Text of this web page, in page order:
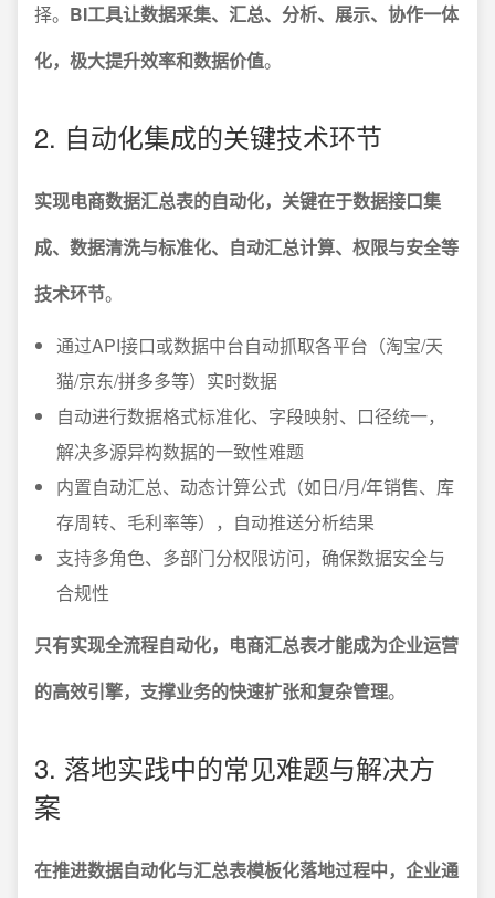
择。 BI工具让数据采集、汇总、分析、展示、协作一体
化，极大提升效率和数据价值。
2. 自动化集成的关键技术环节
实现电商数据汇总表的自动化，关键在于数据接口集
成、数据清洗与标准化、自动汇总计算、权限与安全等
技术环节。
通过API接口或数据中台自动抓取各平台（淘宝/天
猫/京东/拼多多等）实时数据
自动进行数据格式标准化、字段映射、口径统一，
解决多源异构数据的一致性难题
内置自动汇总、动态计算公式（如日/月/年销售、库
存周转、毛利率等），自动推送分析结果
支持多角色、多部门分权限访问，确保数据安全与
合规性
只有实现全流程自动化，电商汇总表才能成为企业运营
的高效引擎，支撑业务的快速扩张和复杂管理。
3. 落地实践中的常见难题与解决方
案
在推进数据自动化与汇总表模板化落地过程中，企业通